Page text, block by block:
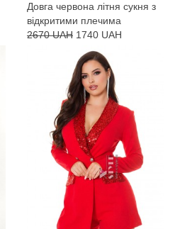
Довга червона літня сукня з
відкритими плечима
2670 UAH 1740 UAH